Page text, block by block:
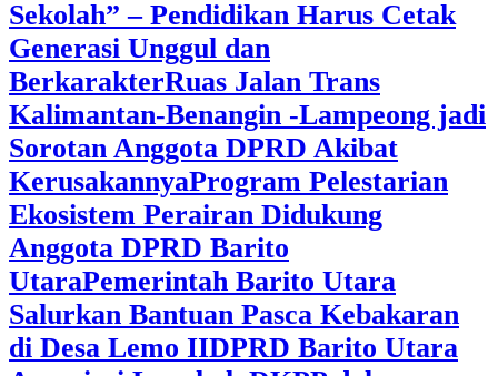
Sekolah” – Pendidikan Harus Cetak
Generasi Unggul dan
BerkarakterRuas Jalan Trans
Kalimantan-Benangin -Lampeong jadi
Sorotan Anggota DPRD Akibat
KerusakannyaProgram Pelestarian
Ekosistem Perairan Didukung
Anggota DPRD Barito
UtaraPemerintah Barito Utara
Salurkan Bantuan Pasca Kebakaran
di Desa Lemo IIDPRD Barito Utara